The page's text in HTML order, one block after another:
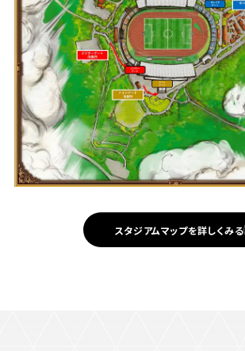
スタジアムマップを詳しくみる